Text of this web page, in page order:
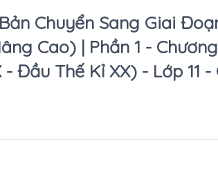
Chuyển Sang Giai
Cao) | Phần 1 -
Đầu Thế Kỉ XX) - Lớp 11